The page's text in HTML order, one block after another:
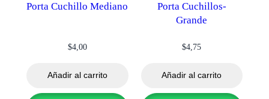
Porta Cuchillo Mediano
$4,00
Añadir al carrito
Porta Cuchillos-
Grande
$4,75
Añadir al carrito